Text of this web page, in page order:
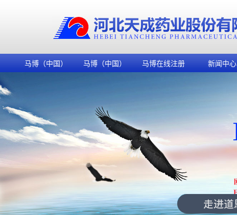
马博（中国） 马博（中国） 马博在线注册 新闻中心